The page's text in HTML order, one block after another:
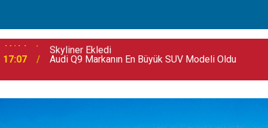
17:07 Audi Q9 Markanın En Büyük SUV Modeli Oldu